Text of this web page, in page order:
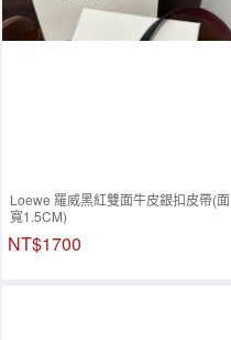
Loewe 羅威黑紅雙面牛皮銀扣皮帶(面
寬1.5CM)
NT$1700